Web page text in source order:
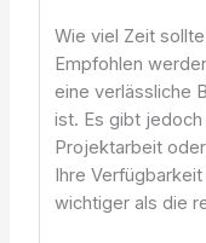
Wie viel Zeit
Empfohlen
eine verlässliche
ist. Es gibt
Projektarbeit
Ihre
wichtiger als die